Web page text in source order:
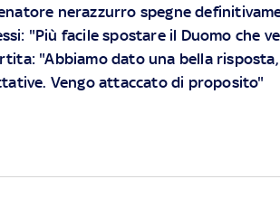
nerazzurro spegne
"Più facile spostare il Duomo che
"Abbiamo dato una bella
Vengo attaccato di proposito"